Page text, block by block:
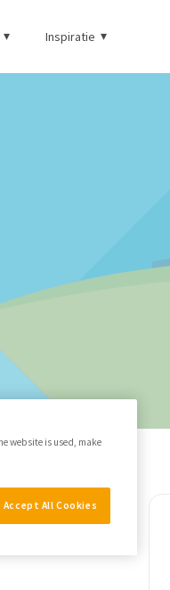
Inspiratie
website is used, make
Accept All Cookies